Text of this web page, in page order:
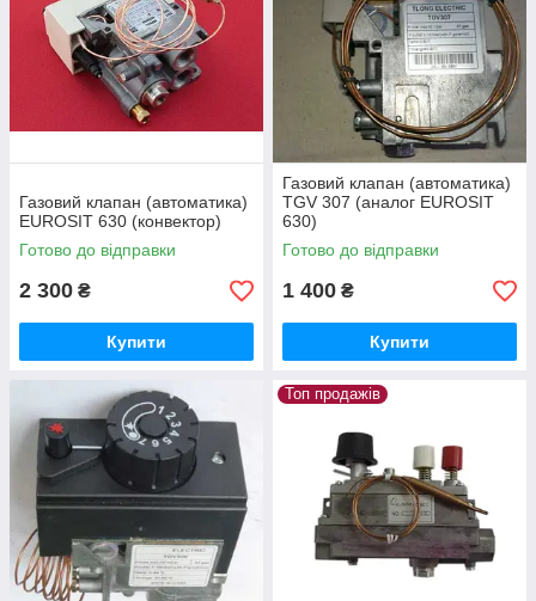
Газовий клапан (автоматика)
EUROSIT 630 (конвектор)
Готово до відправки
2 300 ₴
Купити
Газовий клапан (автоматика)
TGV 307 (аналог EUROSIT
630)
Готово до відправки
1 400 ₴
Купити
Топ продажів